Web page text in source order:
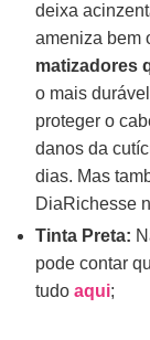
deixa
ameniza bem
matizadores
o mais
proteger o
danos da
dias. Mas
DiaRichesse
Tinta Preta:
pode contar
tudoaqui;